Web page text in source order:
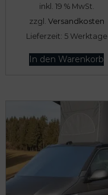
t
u
l
e
i
s
inkl. 19 % MwSt.
zzgl. Versandkosten
Lieferzeit: 5 Werktage
In den Warenkorb